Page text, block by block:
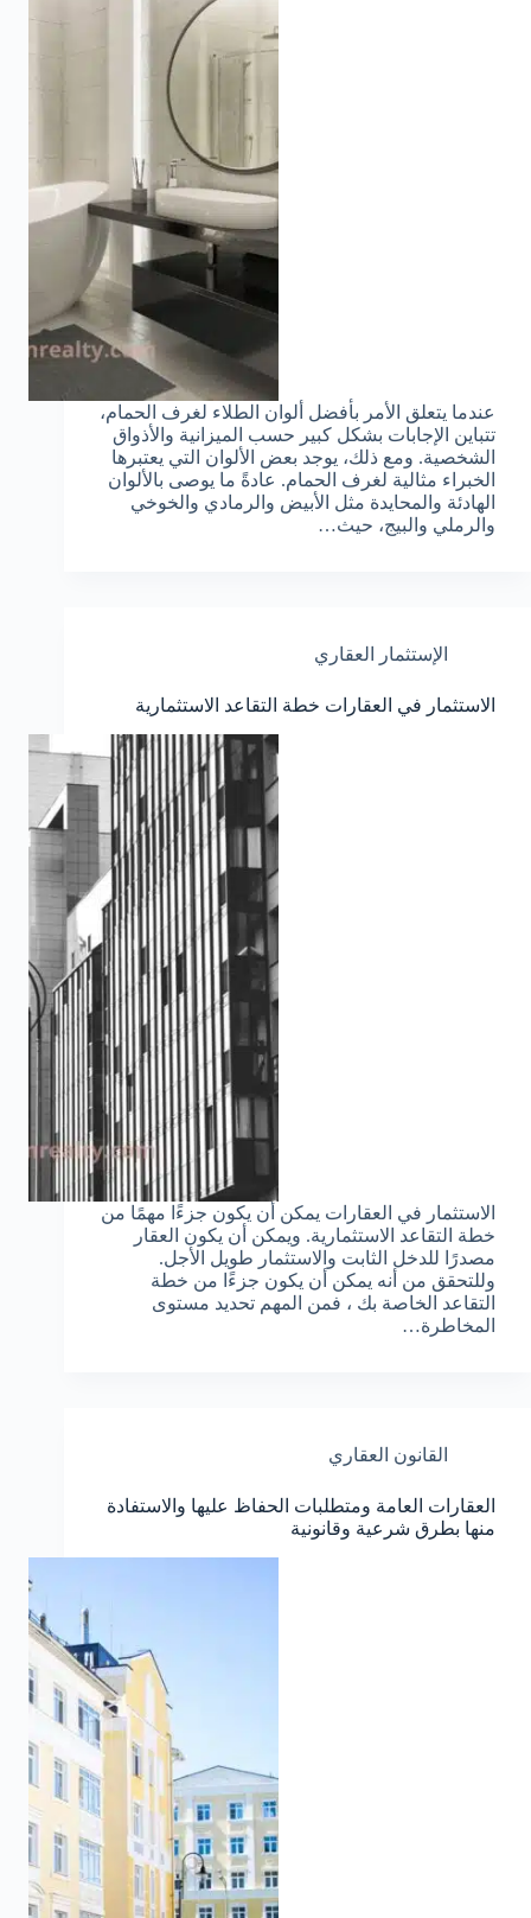
عندما يتعلق الأمر بأفضل ألوان الطلاء لغرف الحمام،
تتباين الإجابات بشكل كبير حسب الميزانية والأذواق
الشخصية. ومع ذلك، يوجد بعض الألوان التي يعتبرها
الخبراء مثالية لغرف الحمام. عادةً ما يوصى بالألوان
الهادئة والمحايدة مثل الأبيض والرمادي والخوخي
والرملي والبيج، حيث…
الإستثمار العقاري
الاستثمار في العقارات خطة التقاعد الاستثمارية
الاستثمار في العقارات يمكن أن يكون جزءًا مهمًا من
خطة التقاعد الاستثمارية. ويمكن أن يكون العقار
مصدرًا للدخل الثابت والاستثمار طويل الأجل.
وللتحقق من أنه يمكن أن يكون جزءًا من خطة
التقاعد الخاصة بك ، فمن المهم تحديد مستوى
المخاطرة…
القانون العقاري
العقارات العامة ومتطلبات الحفاظ عليها والاستفادة
منها بطرق شرعية وقانونية